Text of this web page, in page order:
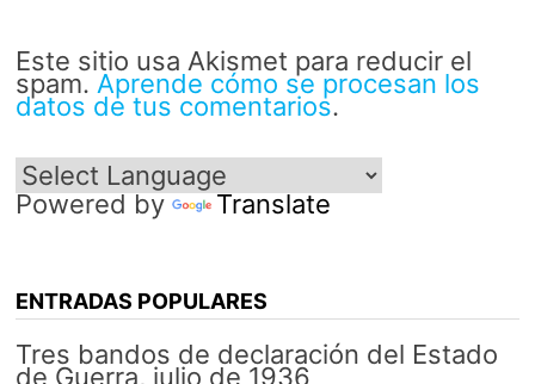
Este sitio usa Akismet para reducir el
spam. Aprende cómo se procesan los
datos de tus comentarios.
Powered by Translate
ENTRADAS POPULARES
Tres bandos de declaración del Estado
de Guerra, julio de 1936